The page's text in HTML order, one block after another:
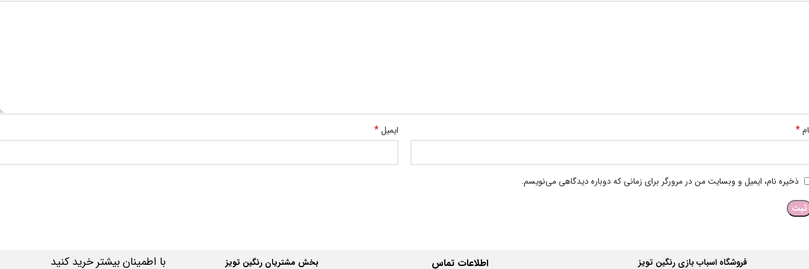
* ایمیل*
ذخیره نام، ایمیل و وبسایت من در مرورگر برای زمانی که دوباره دیدگاهی می‌نویسم.
فروشگاه اسباب بازی رنگین تویز اطلاعات تماس بخش مشتریان رنگین تویز با اطمینان بیشتر خرید کنید